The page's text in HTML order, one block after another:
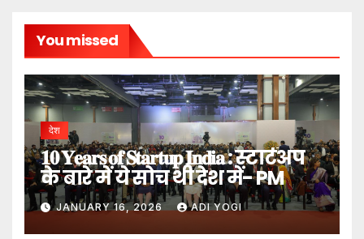
You missed
देश
𝟏𝟎 𝐘𝐞𝐚𝐫𝐬 𝐨𝐟 𝐒𝐭𝐚𝐫𝐭𝐮𝐩 𝐈𝐧𝐝𝐢𝐚 : स्टार्टअप
के बारे में ये सोच थी देश में- PM
JANUARY 16, 2026 ADI YOGI